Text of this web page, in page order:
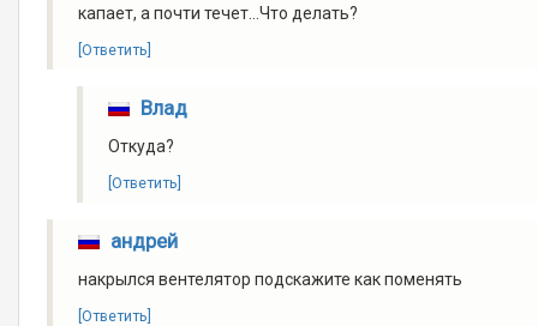
капает, а почти течет...Что делать?
[Ответить]
Влад
Откуда?
[Ответить]
андрей
накрылся вентелятор подскажите как поменять
[Ответить]